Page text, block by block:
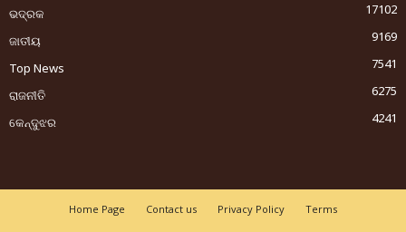
ଭଦ୍ରକ
17102
ଜାତୀୟ
9169
Top News
7541
ରାଜନୀତି
6275
କେନ୍ଦୁଝର
4241
Home Page Contact us Privacy Policy
Terms